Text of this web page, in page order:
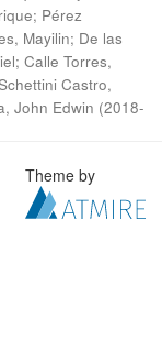
; Pérez
Mayilin; De las
; Calle Torres,
Castro,
John Edwin (2018-
Theme by